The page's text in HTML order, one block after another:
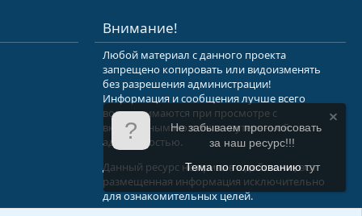
Внимание!
Любой материал с данного проекта
запрещено копировать или видоизменять
без разрешения администрации!
Информация и сообщения лучше всего
воспринимаются при просмотре с
включенным мозгом и неутерянной
адекватностью.
Данный ресурс не призыв к действию, вся
размещенная информация исключительно
для ознакомительных целей.
Не забываем проголосовать
за наш ресурс!!!
Тема по голосованиютут